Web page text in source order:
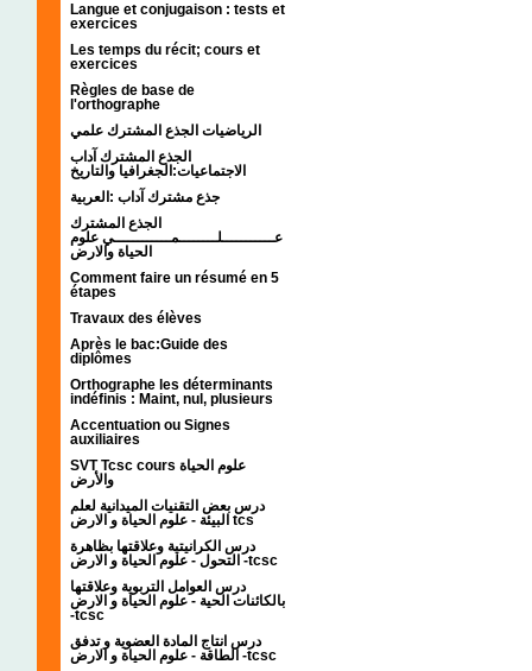
Langue et conjugaison : tests et
exercices
Les temps du récit; cours et
exercices
Règles de base de
l'orthographe
الرياضيات الجذع المشترك علمي
الجذع المشترك آداب
الاجتماعيات:الجغرافيا والتاريخ
جذع مشترك آداب :العربية
الجذع المشترك
عـــــــــــلــــــــمــــــــــــي علوم
الحياة والارض
Comment faire un résumé en 5
étapes
Travaux des élèves
Après le bac:Guide des
diplômes
Orthographe les déterminants
indéfinis : Maint, nul, plusieurs
Accentuation ou Signes
auxiliaires
SVT Tcsc cours علوم الحياة
والأرض
درس بعض التقنيات الميدانية لعلم
البيئة - علوم الحياة و الارض tcs
درس الكرانيتية وعلاقتها بظاهرة
التحول - علوم الحياة و الارض -tcsc
درس العوامل التربوية وعلاقتها
بالكائنات الحية - علوم الحياة و الارض
-tcsc
درس انتاج المادة العضوية و تدفق
الطاقة - علوم الحياة و الارض -tcsc